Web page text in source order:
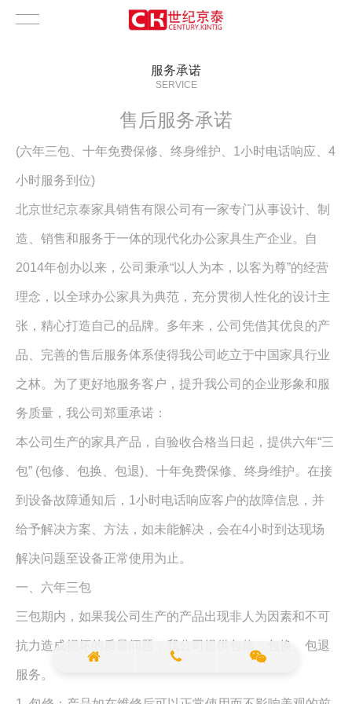
服务承诺
SERVICE
售后服务承诺
(六年三包、十年免费保修、终身维护、1小时电话响应、4
小时服务到位)
北京世纪京泰家具销售有限公司有一家专门从事设计、制
造、销售和服务于一体的现代化办公家具生产企业。自
2014年创办以来，公司秉承“以人为本，以客为尊”的经营
理念，以全球办公家具为典范，充分贯彻人性化的设计主
张，精心打造自己的品牌。多年来，公司凭借其优良的产
品、完善的售后服务体系使得我公司屹立于中国家具行业
之林。为了更好地服务客户，提升我公司的企业形象和服
务质量，我公司郑重承诺：
本公司生产的家具产品，自验收合格当日起，提供六年“三
包” (包修、包换、包退)、十年免费保修、终身维护。在接
到设备故障通知后，1小时电话响应客户的故障信息，并
给予解决方案、方法，如未能解决，会在4小时到达现场
解决问题至设备正常使用为止。
一、六年三包
三包期内，如果我公司生产的产品出现非人为因素和不可
抗力造成损坏的质量问题，我公司提供包修、包换、包退
服务。